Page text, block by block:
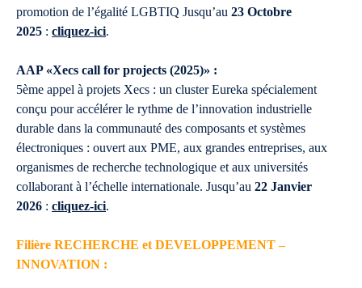
promotion de l’égalité LGBTIQ Jusqu’au 23 Octobre
2025 : cliquez-ici.
AAP «Xecs call for projects (2025)» :
5ème appel à projets Xecs : un cluster Eureka spécialement
conçu pour accélérer le rythme de l’innovation industrielle
durable dans la communauté des composants et systèmes
électroniques : ouvert aux PME, aux grandes entreprises, aux
organismes de recherche technologique et aux universités
collaborant à l’échelle internationale. Jusqu’au 22 Janvier
2026 : cliquez-ici.
Filière RECHERCHE et DEVELOPPEMENT –
INNOVATION :